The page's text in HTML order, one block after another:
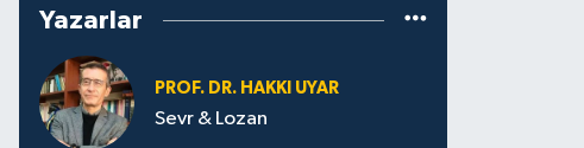
Yazarlar
PROF. DR. HAKKI UYAR
Sevr & Lozan